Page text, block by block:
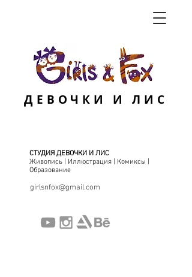
СТУДИЯ ДЕВОЧКИ И ЛИС
Живопись | Иллюстрация | Комиксы |
Образование
girlsnfox@gmail.com
ДЕВОЧКИ И ЛИС